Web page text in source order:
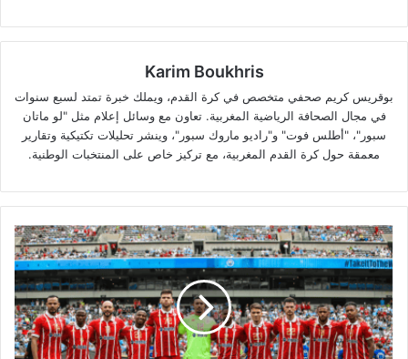
Karim Boukhris
بوقريس كريم صحفي متخصص في كرة القدم، ويملك خبرة تمتد لسبع سنوات
في مجال الصحافة الرياضية المغربية. تعاون مع وسائل إعلام مثل "لو ماتان
سبور"، "أطلس فوت" و"راديو ماروك سبور"، وينشر تحليلات تكتيكية وتقارير
معمقة حول كرة القدم المغربية، مع تركيز خاص على المنتخبات الوطنية.
مونديال
الأندية:
مانشستر
سيتي
ويوفنتوس
إلى
ثمن